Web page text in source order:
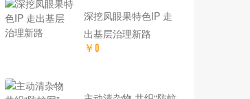
深挖凤眼果特色IP 走
出基层治理新路
￥0